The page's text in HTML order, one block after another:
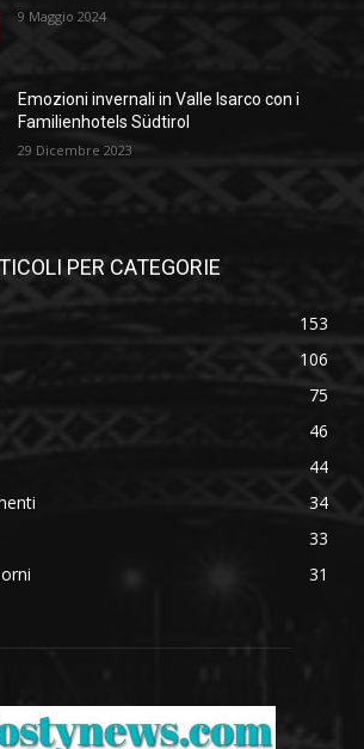
9 Maggio 2024
Emozioni invernali in Valle Isarco con i
Familienhotels Südtirol
29 Dicembre 2023
PER CATEGORIE
153
106
75
46
44
34
33
31